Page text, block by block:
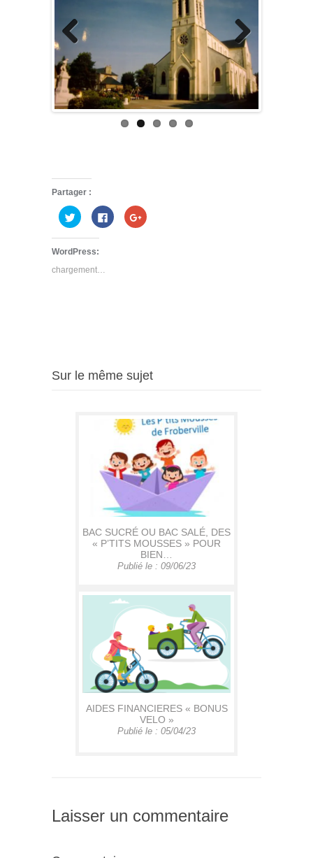
Previous Next
Partager :
Cliquez
pour
partager
sur
Twitter(ouvre
dans
nouvelle
Cliquez
pour
partager
Cliquez
pour
WordPress:
chargement…
Sur le même sujet
BAC SUCRÉ OU BAC SALÉ, DES
« P’TITS MOUSSES » POUR
BIEN…
Publié le : 09/06/23
AIDES FINANCIERES « BONUS
VELO »
Publié le : 05/04/23
Laisser un commentaire